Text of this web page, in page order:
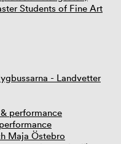
Students of Fine Art
- Landvetter
performance
Maja Östebro